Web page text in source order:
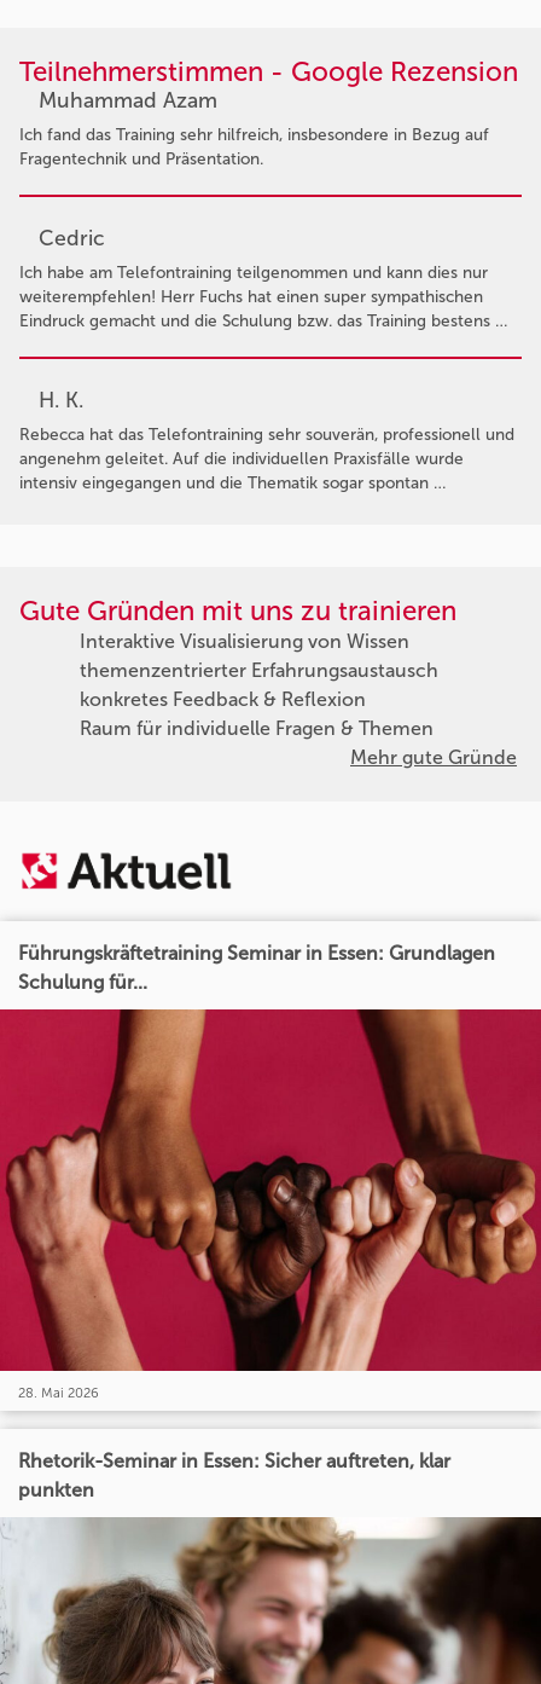
Teilnehmerstimmen - Google Rezension
Muhammad Azam
Ich fand das Training sehr hilfreich, insbesondere in Bezug auf
Fragentechnik und Präsentation.
Cedric
Ich habe am Telefontraining teilgenommen und kann dies nur
weiterempfehlen! Herr Fuchs hat einen super sympathischen
Eindruck gemacht und die Schulung bzw. das Training bestens …
H. K.
Rebecca hat das Telefontraining sehr souverän, professionell und
angenehm geleitet. Auf die individuellen Praxisfälle wurde
intensiv eingegangen und die Thematik sogar spontan …
Gute Gründen mit uns zu trainieren
Interaktive Visualisierung von Wissen
themenzentrierter Erfahrungsaustausch
konkretes Feedback & Reflexion
Raum für individuelle Fragen & Themen
Mehr gute Gründe
Führungskräftetraining Seminar in Essen: Grundlagen
Schulung für...
28. Mai 2026
Rhetorik-Seminar in Essen: Sicher auftreten, klar
punkten